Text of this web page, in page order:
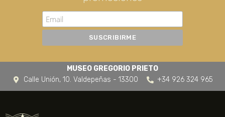
FUNDACIÓN
TIENDA
NOTICIAS
MUSEO GREGORIO PRIETO
Calle Unión, 10. Valdepeñas - 13300
+34 926 324 965